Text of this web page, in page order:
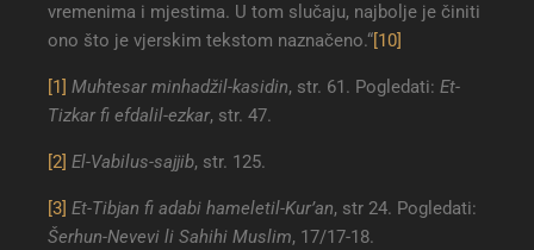
vremenima i mjestima. U tom slučaju, najbolje je činiti
ono što je vjerskim tekstom naznačeno.“[10]
[1] Muhtesar minhadžil-kasidin, str. 61. Pogledati: Et-
Tizkar fi efdalil-ezkar, str. 47.
[2] El-Vabilus-sajjib, str. 125.
[3] Et-Tibjan fi adabi hameletil-Kur’an, str 24. Pogledati:
Šerhun-Nevevi li Sahihi Muslim, 17/17-18.